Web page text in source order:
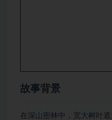
故事背景
在深山密林中，宽大树叶